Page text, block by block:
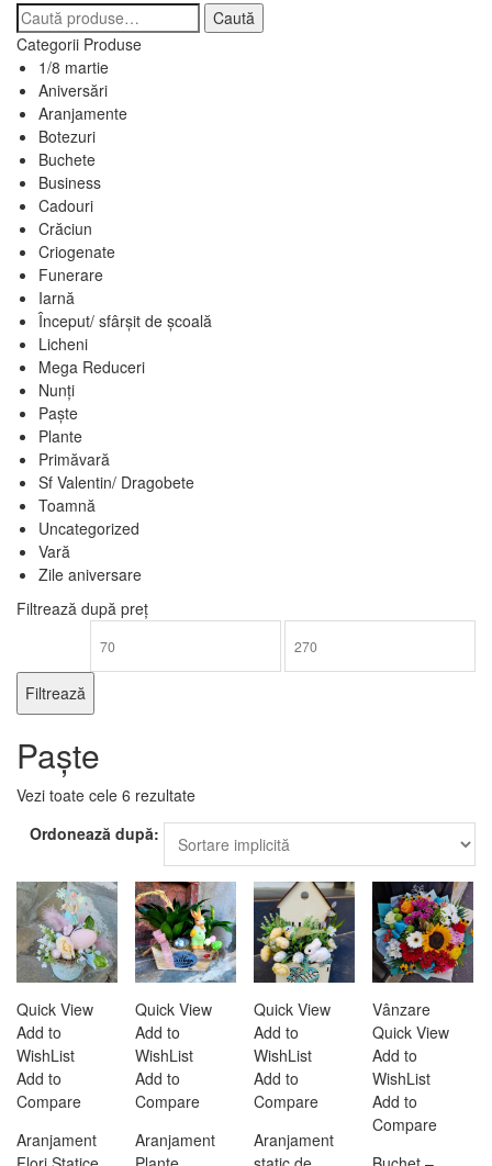
Caută
după:
Caută
Categorii Produse
1/8 martie
Aniversări
Aranjamente
Botezuri
Buchete
Business
Cadouri
Crăciun
Criogenate
Funerare
Iarnă
Început/ sfârșit de școală
Licheni
Mega Reduceri
Nunți
Paște
Plante
Primăvară
Sf Valentin/ Dragobete
Toamnă
Uncategorized
Vară
Zile aniversare
Filtrează după preț
minim
maxim
Filtrează
Paște
Vezi toate cele 6 rezultate
Ordonează după:
Quick View
Add to
WishList
Add to
Compare
Aranjament
Quick View
Add to
WishList
Add to
Compare
Aranjament
Quick View
Add to
WishList
Add to
Compare
Aranjament
Vânzare
Quick View
Add to
WishList
Add to
Compare